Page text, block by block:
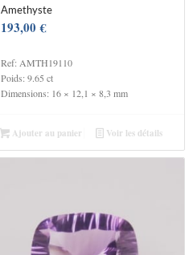
Amethyste
193,00€
Ref: AMTH19110
Poids: 9.65 ct
Dimensions: 16 × 12,1 × 8,3 mm
Ajouter au panier Voir les détails